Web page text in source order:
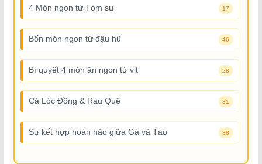
4 Món ngon từ Tôm sú 17
Bốn món ngon từ đậu hũ 46
Bí quyết 4 món ăn ngon từ vịt 28
Cá Lóc Đồng & Rau Quê 31
Sự kết hợp hoàn hảo giữa Gà và Táo 38